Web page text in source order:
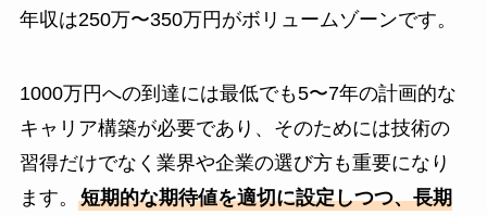
年収は250万〜350万円がボリュームゾーンです。
1000万円への到達には最低でも5〜7年の計画的な
キャリア構築が必要であり、そのためには技術の
習得だけでなく業界や企業の選び方も重要になり
ます。 短期的な期待値を適切に設定しつつ、長期